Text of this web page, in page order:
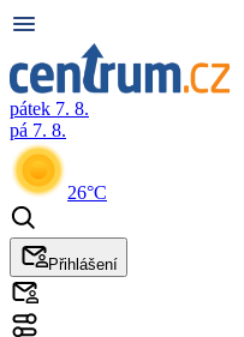
pátek 7. 8.
pá 7. 8.
26°C
Přihlášení